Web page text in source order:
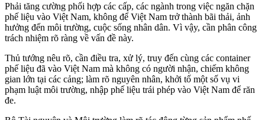
Phải tăng cường phối hợp các cấp, các ngành trong việc ngăn chặn
phế liệu vào Việt Nam, không để Việt Nam trở thành bãi thải, ảnh
hưởng đến môi trường, cuộc sống nhân dân. Vì vậy, cần phân công
trách nhiệm rõ ràng về vấn đề này.
Thủ tướng nêu rõ, cần điều tra, xử lý, truy đến cùng các container
phế liệu đã vào Việt Nam mà không có người nhận, chiếm không
gian lớn tại các cảng; làm rõ nguyên nhân, khởi tố một số vụ vi
phạm luật môi trường, nhập phế liệu trái phép vào Việt Nam để răn
đe.